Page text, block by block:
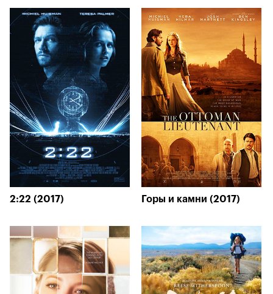
2:22 (2017) Горы и камни (2017)